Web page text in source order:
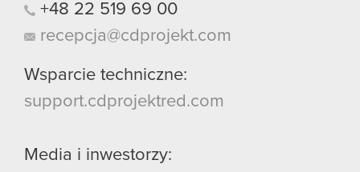
+48 22 519 69 00
recepcja@cdprojekt.com
Wsparcie techniczne:
support.cdprojektred.com
Media i inwestorzy: